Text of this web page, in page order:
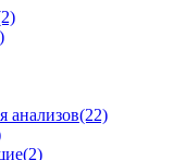
анализов(22)
(2)